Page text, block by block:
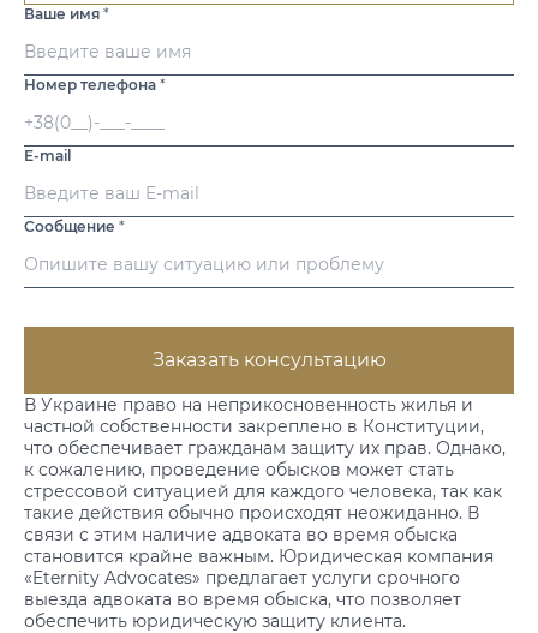
В Украине право на неприкосновенность жилья и
частной собственности закреплено в Конституции,
что обеспечивает гражданам защиту их прав. Однако,
к сожалению, проведение обысков может стать
стрессовой ситуацией для каждого человека, так как
такие действия обычно происходят неожиданно. В
связи с этим наличие адвоката во время обыска
становится крайне важным. Юридическая компания
«Eternity Advocates» предлагает услуги срочного
выезда адвоката во время обыска, что позволяет
обеспечить юридическую защиту клиента.
Ваше имя *
Номер телефона *
E-mail
Сообщение *
Заказать консультацию